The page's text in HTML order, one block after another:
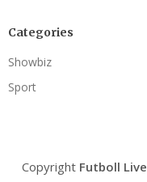
Categories
Showbiz
Sport
Copyright Futboll Live